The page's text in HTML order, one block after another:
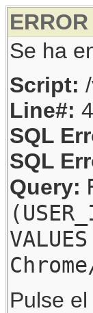
ERROR
Se ha
Script:
Line#:
SQL
SQL
Query:
Pulse